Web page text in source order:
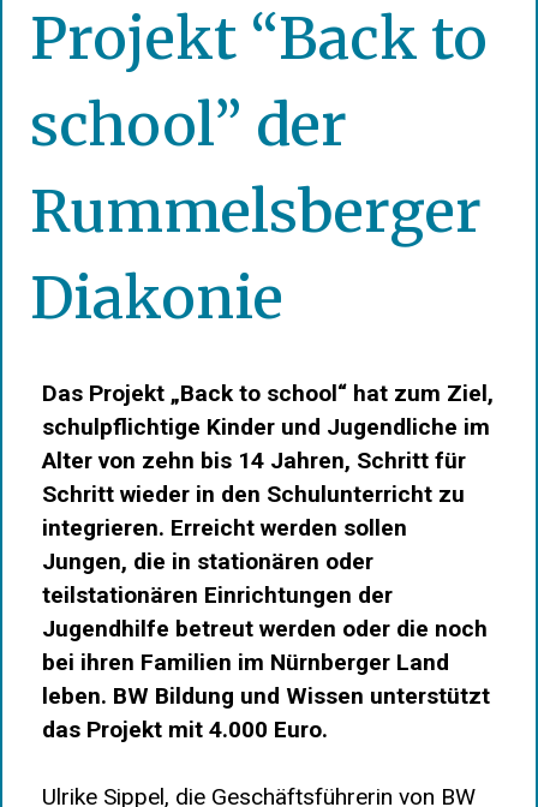
Projekt “Back to
school” der
Rummelsberger
Diakonie
Das Projekt „Back to school“ hat zum Ziel,
schulpflichtige Kinder und Jugendliche im
Alter von zehn bis 14 Jahren, Schritt für
Schritt wieder in den Schulunterricht zu
integrieren. Erreicht werden sollen
Jungen, die in stationären oder
teilstationären Einrichtungen der
Jugendhilfe betreut werden oder die noch
bei ihren Familien im Nürnberger Land
leben. BW Bildung und Wissen unterstützt
das Projekt mit 4.000 Euro.
Ulrike Sippel, die Geschäftsführerin von BW